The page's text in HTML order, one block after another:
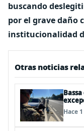
buscando
por el grave daño
institucionalidad
Otras noticias
Hace